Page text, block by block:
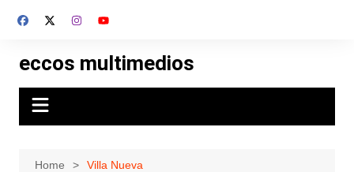
eccos multimedios
Home Villa Nueva